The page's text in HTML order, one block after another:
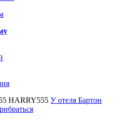
HARRY555 У отеля Бартон